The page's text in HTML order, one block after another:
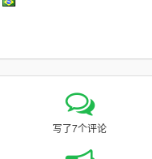
写了7个评论